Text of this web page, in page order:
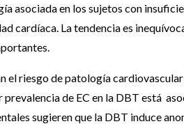
asociada en los sujetos con
cardíaca. La tendencia es
el riesgo de patología
de EC en la DBT está
sugieren que la DBT induce